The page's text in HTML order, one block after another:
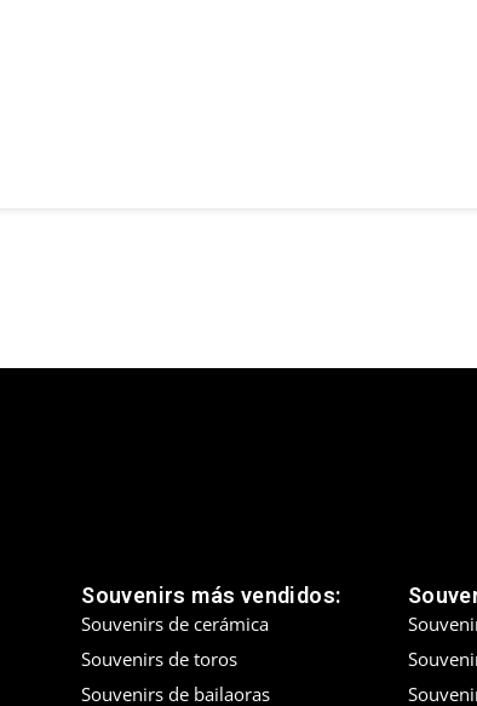
Souvenirs más vendidos:
Souvenirs de cerámica
Souvenirs de toros
Souvenirs de bailaoras